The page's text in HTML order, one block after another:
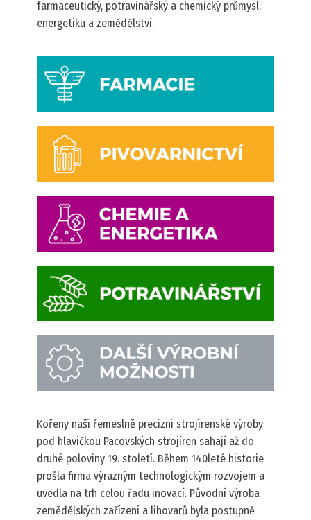
farmaceutický, potravinářský a chemický průmysl,
energetiku a zemědělství.
Kořeny naší řemeslně precizní strojírenské výroby
pod hlavičkou Pacovských strojíren sahají až do
druhé poloviny 19. století. Během 140leté historie
prošla firma výrazným technologickým rozvojem a
uvedla na trh celou řadu inovací. Původní výroba
zemědělských zařízení a lihovarů byla postupně